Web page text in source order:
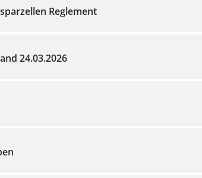
Reglement
24.03.2026